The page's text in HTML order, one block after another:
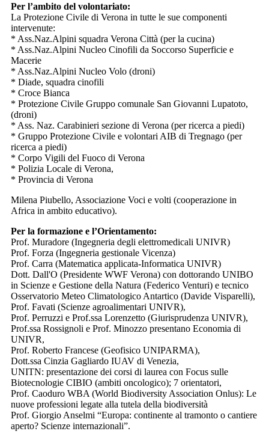
Per l’ambito del volontariato:
La Protezione Civile di Verona in tutte le sue componenti
intervenute:
* Ass.Naz.Alpini squadra Verona Città (per la cucina)
* Ass.Naz.Alpini Nucleo Cinofili da Soccorso Superficie e
Macerie
* Ass.Naz.Alpini Nucleo Volo (droni)
* Diade, squadra cinofili
* Croce Bianca
* Protezione Civile Gruppo comunale San Giovanni Lupatoto,
(droni)
* Ass. Naz. Carabinieri sezione di Verona (per ricerca a piedi)
* Gruppo Protezione Civile e volontari AIB di Tregnago (per
ricerca a piedi)
* Corpo Vigili del Fuoco di Verona
* Polizia Locale di Verona,
* Provincia di Verona
Milena Piubello, Associazione Voci e volti (cooperazione in
Africa in ambito educativo).
Per la formazione e l’Orientamento:
Prof. Muradore (Ingegneria degli elettromedicali UNIVR)
Prof. Forza (Ingegneria gestionale Vicenza)
Prof. Carra (Matematica applicata-Informatica UNIVR)
Dott. Dall'O (Presidente WWF Verona) con dottorando UNIBO
in Scienze e Gestione della Natura (Federico Venturi) e tecnico
Osservatorio Meteo Climatologico Antartico (Davide Visparelli),
Prof. Favati (Scienze agroalimentari UNIVR),
Prof. Perruzzi e Prof.ssa Lorenzetto (Giurisprudenza UNIVR),
Prof.ssa Rossignoli e Prof. Minozzo presentano Economia di
UNIVR,
Prof. Roberto Francese (Geofisico UNIPARMA),
Dott.ssa Cinzia Gagliardo IUAV di Venezia,
UNITN: presentazione dei corsi di laurea con Focus sulle
Biotecnologie CIBIO (ambiti oncologico); 7 orientatori,
Prof. Caoduro WBA (World Biodiversity Association Onlus): Le
nuove professioni legate alla tutela della biodiversità
Prof. Giorgio Anselmi “Europa: continente al tramonto o cantiere
aperto? Scienze internazionali”.